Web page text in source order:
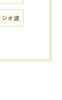
ジオ波